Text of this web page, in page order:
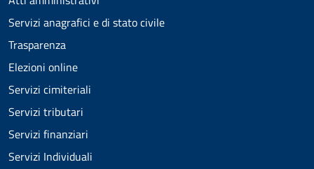
Servizi anagrafici e di stato civile
Trasparenza
Elezioni online
Servizi cimiteriali
Servizi tributari
Servizi finanziari
Servizi Individuali